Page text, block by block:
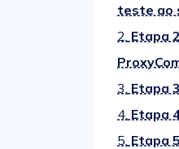
teste ao
2. Etapa
3. Etapa
4. Etapa
5. Etapa